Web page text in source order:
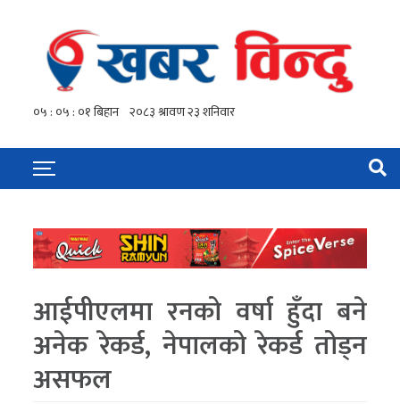
आईपीएलमा रनको वर्षा हुँदा बने
अनेक रेकर्ड, नेपालको रेकर्ड तोड्न
असफल